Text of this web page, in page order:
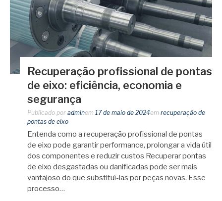
Recuperação profissional de pontas
de eixo: eficiência, economia e
segurança
Publicado por adminem 17 de maio de 2024em recuperação de
pontas de eixo
Entenda como a recuperação profissional de pontas
de eixo pode garantir performance, prolongar a vida útil
dos componentes e reduzir custos Recuperar pontas
de eixo desgastadas ou danificadas pode ser mais
vantajoso do que substituí-las por peças novas. Esse
processo…